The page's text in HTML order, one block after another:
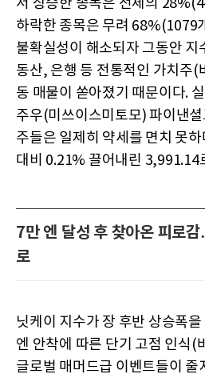
서 상승한 종목은 전체의
하락한 종목은 무려 68%(1079
불확실성이 해소되자 그동안 지
동산, 은행 등 전통적인 가치주(
동 매물이 쏟아졌기 때문이다.
주우(미쓰이스미토모) 파이낸
주들은 일제히 약세를 면치 못
대비 0.21% 끌어내린 3,991.14
7만 엔 달성 후 찾아온 피로
로
닛케이 지수가 장 후반 상승폭
엔 안착에 따른 단기 고점 인식(
글로벌 매머드급 이벤트들이 줄